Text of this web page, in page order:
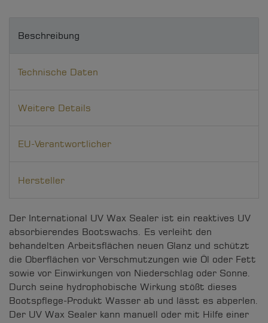
Beschreibung
Technische Daten
Weitere Details
EU-Verantwortlicher
Hersteller
Der International UV Wax Sealer ist ein reaktives UV
absorbierendes Bootswachs. Es verleiht den
behandelten Arbeitsflächen neuen Glanz und schützt
die Oberflächen vor Verschmutzungen wie Öl oder Fett
sowie vor Einwirkungen von Niederschlag oder Sonne.
Durch seine hydrophobische Wirkung stößt dieses
Bootspflege-Produkt Wasser ab und lässt es abperlen.
Der UV Wax Sealer kann manuell oder mit Hilfe einer